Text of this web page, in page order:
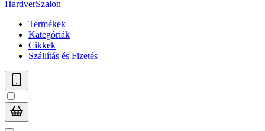
HardverSzalon
Termékek
Kategóriák
Cikkek
Szállítás és Fizetés